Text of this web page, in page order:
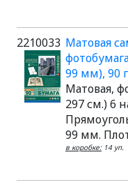
2210033 Матовая
99 мм), 90
Матовая,
297 см.) 6
99 мм.
в коробке: 14 уп.